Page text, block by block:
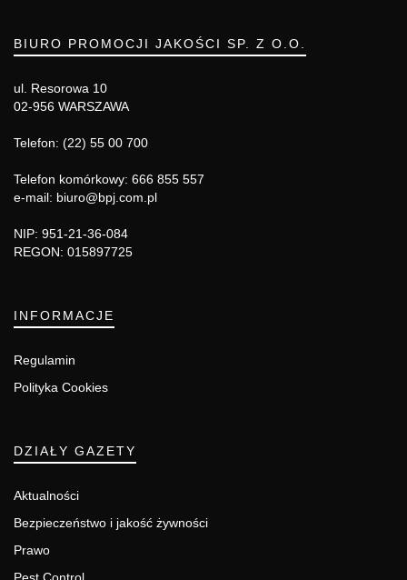
BIURO PROMOCJI JAKOŚCI SP. Z O.O.
ul. Resorowa 10
02-956 WARSZAWA
Telefon: (22) 55 00 700
Telefon komórkowy: 666 855 557
e-mail: biuro@bpj.com.pl
NIP: 951-21-36-084
REGON: 015897725
INFORMACJE
Regulamin
Polityka Cookies
DZIAŁY GAZETY
Aktualności
Bezpieczeństwo i jakość żywności
Prawo